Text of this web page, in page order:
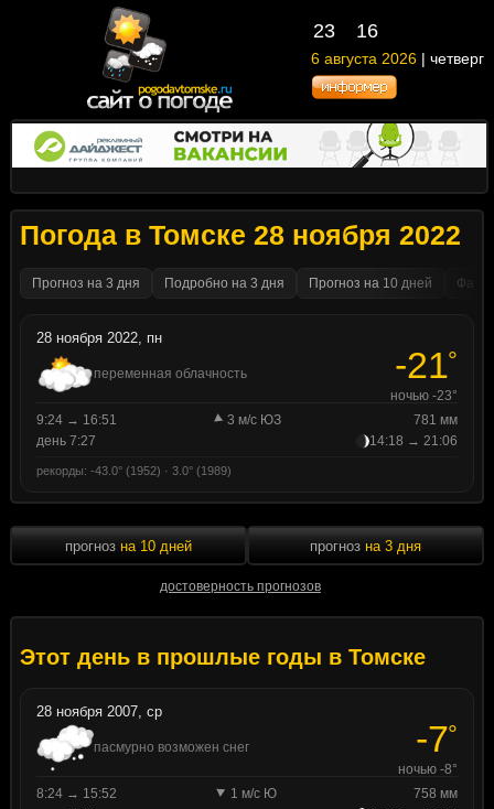
23 16
6 августа 2026 | четверг
Погода в Томске 28 ноября 2022
Прогноз на 3 дня Подробно на 3 дня Прогноз на 10 дней
28 ноября 2022, пн
переменная облачность -21°
ночью -23°
9:24 → 16:51
3 м/с ЮЗ
781 мм
день 7:27
14:18 → 21:06
рекорды: -43.0° (1952) · 3.0° (1989)
прогноз на 10 дней
достоверность прогнозов
прогноз на 3 дня
Этот день в прошлые годы в Томске
28 ноября 2007, ср
пасмурно возможен снег -7°
ночью -8°
8:24 → 15:52
1 м/с Ю
758 мм